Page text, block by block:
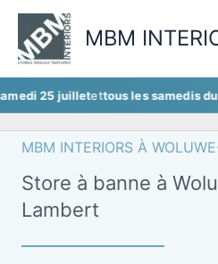
Aller
contenu
MBM
juillet ettous les samedis du mois
MBM INTERIORS À
Store à banne à
Lambert